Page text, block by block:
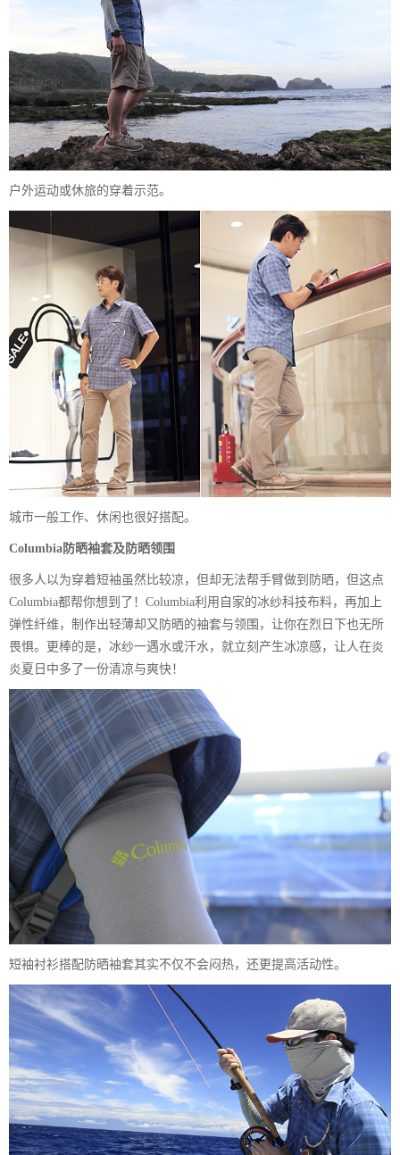
户外运动或休旅的穿着示范。
城市一般工作、休闲也很好搭配。
Columbia防晒袖套及防晒领围
很多人以为穿着短袖虽然比较凉，但却无法帮手臂做到防晒，但这点
Columbia都帮你想到了！Columbia利用自家的冰纱科技布料，再加上
弹性纤维，制作出轻薄却又防晒的袖套与领围，让你在烈日下也无所
畏惧。更棒的是，冰纱一遇水或汗水，就立刻产生冰凉感，让人在炎
炎夏日中多了一份清凉与爽快！
短袖衬衫搭配防晒袖套其实不仅不会闷热，还更提高活动性。